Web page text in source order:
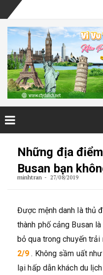
Những địa
Busan bạn
minhtran 27/08/2019
Được mệnh danh là thủ
thành phố cảng Busan
bỏ qua trong chuyến trải
2/9 . Không sầm uất
lại hấp dẫn khách du